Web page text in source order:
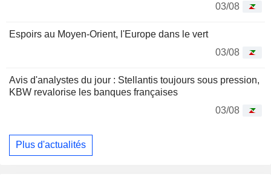
03/08
Espoirs au Moyen-Orient, l'Europe dans le vert
03/08
Avis d'analystes du jour : Stellantis toujours sous pression,
KBW revalorise les banques françaises
03/08
Plus d'actualités